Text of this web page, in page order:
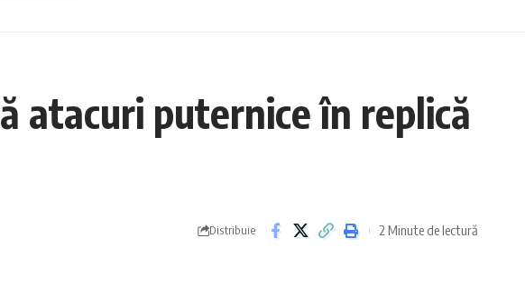
atacuri puternice în replică
Distribuie 2 Minute de lectură